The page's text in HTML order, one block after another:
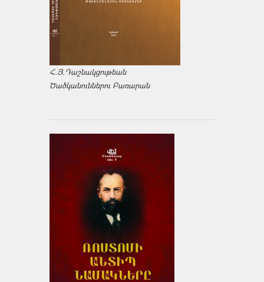
Հ.Յ.Դաշնակցութեան
Ծածկանուններու Բառարան